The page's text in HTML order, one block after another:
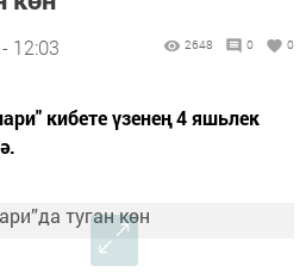
12:03 2648 0 0
кибете үзенең 4 яшьлек